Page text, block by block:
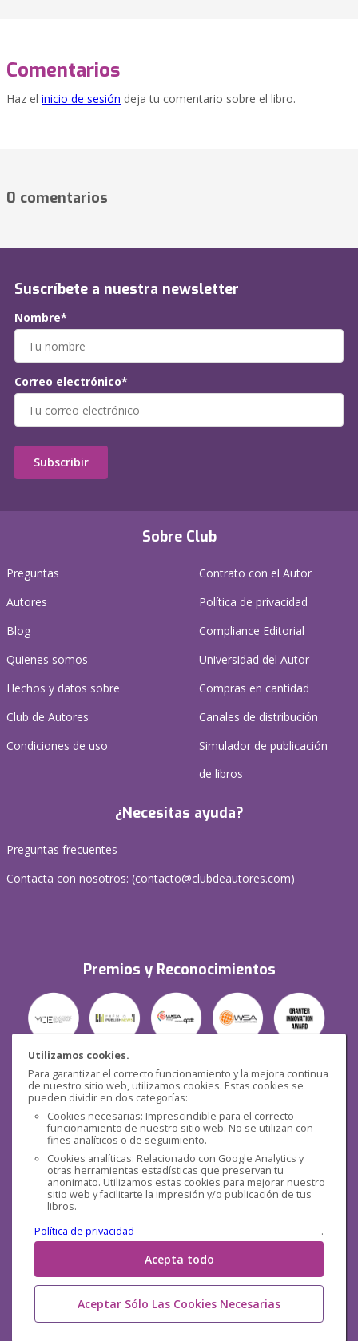
Utilizamos cookies.
Para garantizar el correcto funcionamiento y la mejora continua
de nuestro sitio web, utilizamos cookies. Estas cookies se
pueden dividir en dos categorías:
Cookies necesarias: Imprescindible para el correcto
funcionamiento de nuestro sitio web. No se utilizan con
fines analíticos o de seguimiento.
Cookies analíticas: Relacionado con Google Analytics y
otras herramientas estadísticas que preservan tu
anonimato. Utilizamos estas cookies para mejorar nuestro
sitio web y facilitarte la impresión y/o publicación de tus
libros.
Política de privacidad
.
Acepta todo
Aceptar Sólo Las Cookies Necesarias
Comentarios
Haz el inicio de sesión deja tu comentario sobre el libro.
0 comentarios
Sobre Club
Preguntas
Autores
Blog
Quienes somos
Hechos y datos sobre
Club de Autores
Condiciones de uso
Contrato con el Autor
Política de privacidad
Compliance Editorial
Universidad del Autor
Compras en cantidad
Canales de distribución
Simulador de publicación
de libros
¿Necesitas ayuda?
Preguntas frecuentes
Contacta con nosotros: (contacto@clubdeautores.com)
Premios y Reconocimientos
Seguridad
Redes sociales
Suscríbete a nuestra newsletter
Nombre*
Correo electrónico*
Subscribir